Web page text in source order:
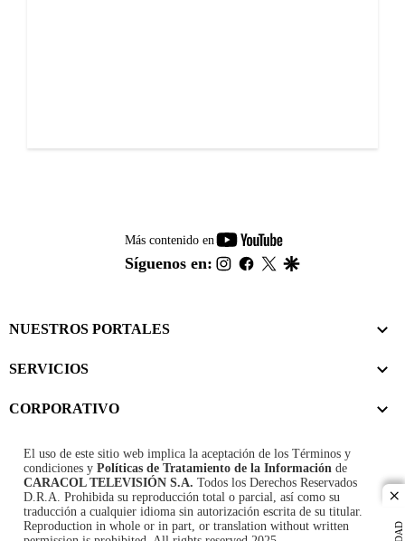
Más contenido en
youtube-
footer
Síguenos en: instagram
facebook
twitter
NUESTROS PORTALES
SERVICIOS
CORPORATIVO
El uso de este sitio web implica la aceptación de los Términos y
condiciones y Políticas de Tratamiento de la Información de
CARACOL TELEVISIÓN S.A. Todos los Derechos Reservados
D.R.A. Prohibida su reproducción total o parcial, así como su
traducción a cualquier idioma sin autorización escrita de su titular.
Reproduction in whole or in part, or translation without written